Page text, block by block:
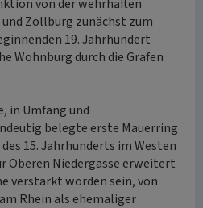
von der wehrhaften
Zollburg zunächst zum
19. Jahrhundert
Wohnburg durch die Grafen
in Umfang und
belegte erste Mauerring
15. Jahrhunderts im Westen
Oberen Niedergasse erweitert
verstärkt worden sein, von
Rhein als ehemaliger